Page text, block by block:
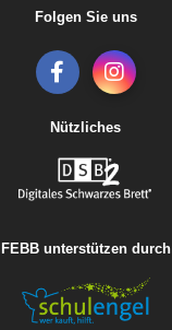
Folgen Sie uns
Nützliches
FEBB unterstützen durch